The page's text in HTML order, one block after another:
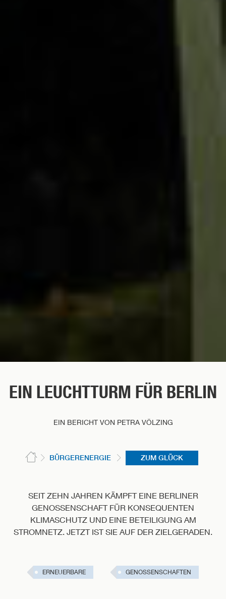
EIN LEUCHTTURM FÜR BERLIN
EIN BERICHT VON PETRA VÖLZING
BÜRGERENERGIE ZUM GLÜCK
SEIT ZEHN JAHREN KÄMPFT EINE BERLINER
GENOSSENSCHAFT FÜR KONSEQUENTEN
KLIMASCHUTZ UND EINE BETEILIGUNG AM
STROMNETZ. JETZT IST SIE AUF DER ZIELGERADEN.
ERNEUERBARE GENOSSENSCHAFTEN